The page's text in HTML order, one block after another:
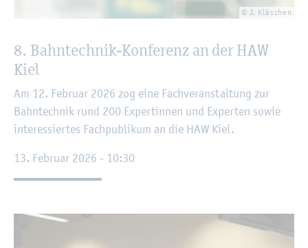
© J. Kläschen
8. Bahn­tech­nik-Kon­fe­renz an der HAW
Kiel
Am 12. Fe­bru­ar 2026 zog eine Fach­ver­an­stal­tung zur
Bahn­tech­nik rund 200 Ex­per­tin­nen und Ex­per­ten sowie
in­ter­es­sier­tes Fach­pu­bli­kum an die HAW Kiel.
13. Fe­bru­ar 2026 - 10:30